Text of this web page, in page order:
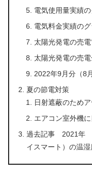
電気使用量実績
電気料金実績の
太陽光発電の売
太陽光発電の売
2022年9月分（8
夏の節電対策
日射遮蔽のため
エアコン室外機
過去記事 2021年
イスマート）の温